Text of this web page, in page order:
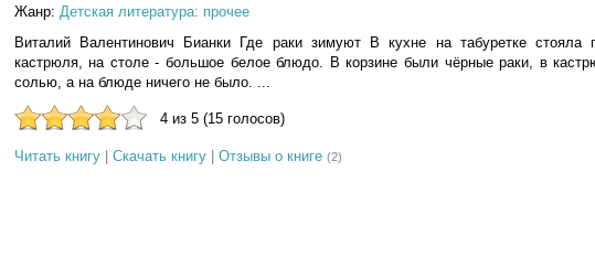
Жанр: Детская литература: прочее
Виталий Валентинович Бианки Где раки зимуют В кухне на табуретке стояла
кастрюля, на столе - большое белое блюдо. В корзине были чёрные раки, в
солью, а на блюде ничего не было. ...
4 из 5 (15 голосов)
Читать книгу| Скачать книгу| Отзывы о книге (2)